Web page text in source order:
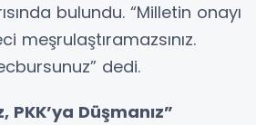
bulundu. “Milletin onayı
meşrulaştıramazsınız.
dedi.
PKK’ya Düşmanız”